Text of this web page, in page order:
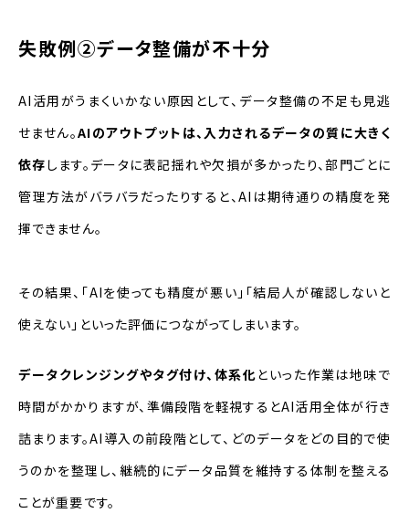
失敗例②データ整備が不十分
AI活用がうまくいかない原因として、データ整備の不足も見逃
せません。AIのアウトプットは、入力されるデータの質に大きく
依存 します。データに表記揺れや欠損が多かったり、部門ごとに
管理方法がバラバラだったりすると、AIは期待通りの精度を発
揮できません。
その結果、「AIを使っても精度が悪い」「結局人が確認しないと
使えない」といった評価につながってしまいます。
データクレンジングやタグ付け、体系化といった作業は地味で
時間がかかりますが、準備段階を軽視するとAI活用全体が行き
詰まります。AI導入の前段階として、どのデータをどの目的で使
うのかを整理し、継続的にデータ品質を維持する体制を整える
ことが重要です。